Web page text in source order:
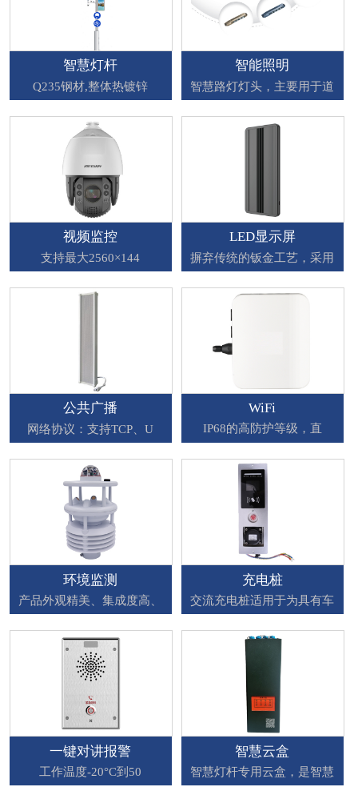
智慧灯杆
Q235钢材,整体热镀锌
智能照明
智慧路灯灯头，主要用于道
视频监控
支持最大2560×144
LED显示屏
摒弃传统的钣金工艺，采用
公共广播
网络协议：支持TCP、U
WiFi
IP68的高防护等级，直
环境监测
产品外观精美、集成度高、
充电桩
交流充电桩适用于为具有车
一键对讲报警
工作温度-20°C到50
智慧云盒
智慧灯杆专用云盒，是智慧